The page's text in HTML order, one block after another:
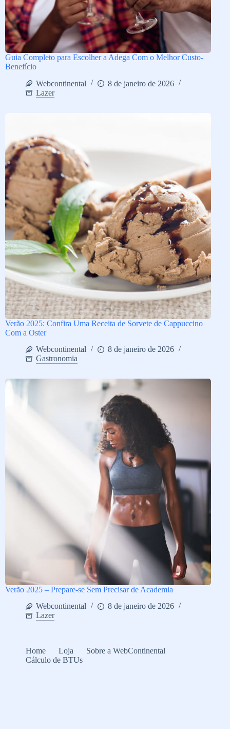
Guia Completo para Escolher a Adega Com o Melhor Custo-
Benefício
Webcontinental
8 de janeiro de 2026
Lazer
Verão 2025: Confira Uma Receita de Sorvete de Cappuccino
Com a Oster
Webcontinental
8 de janeiro de 2026
Gastronomia
Verão 2025 – Prepare-se Sem Precisar de Academia
Webcontinental
8 de janeiro de 2026
Lazer
Home Loja
Sobre a WebContinental
Cálculo de BTUs